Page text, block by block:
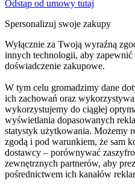
Odstąp od umowy tutaj
Spersonalizuj swoje zakupy
Wyłącznie za Twoją wyraźną
innych technologii, aby zapewnić
doświadczenie zakupowe.
W tym celu gromadzimy dane
ich zachowań oraz
wykorzystujemy do ciągłej
wyświetlania dopasowanych
statystyk użytkowania. Możemy
zgodą i pod warunkiem, że sam
dostawcy – porównywać
zewnętrznych partnerów, aby
pośrednictwem ich kanałów